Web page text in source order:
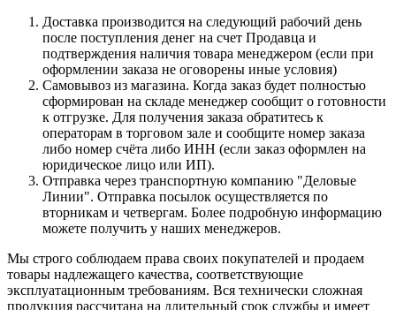
Доставка производится на следующий рабочий день
после поступления денег на счет Продавца и
подтверждения наличия товара менеджером (если при
оформлении заказа не оговорены иные условия)
Самовывоз из магазина. Когда заказ будет полностью
сформирован на складе менеджер сообщит о готовности
к отгрузке. Для получения заказа обратитесь к
операторам в торговом зале и сообщите номер заказа
либо номер счёта либо ИНН (если заказ оформлен на
юридическое лицо или ИП).
Отправка через транспортную компанию "Деловые
Линии". Отправка посылок осуществляется по
вторникам и четвергам. Более подробную информацию
можете получить у наших менеджеров.
Мы строго соблюдаем права своих покупателей и продаем
товары надлежащего качества, соответствующие
эксплуатационным требованиям. Вся технически сложная
продукция рассчитана на длительный срок службы и имеет